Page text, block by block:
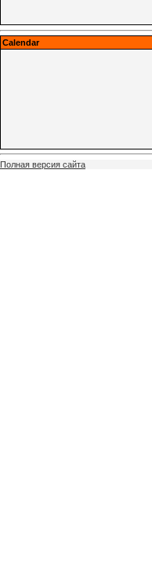
Calendar
Полная версия сайта